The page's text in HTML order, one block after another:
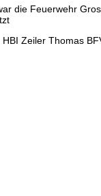
die Feuerwehr
Zeiler Thomas